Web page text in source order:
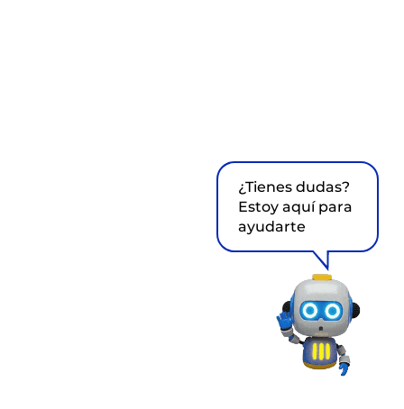
¿Tienes dudas?
Estoy aquí para
ayudarte